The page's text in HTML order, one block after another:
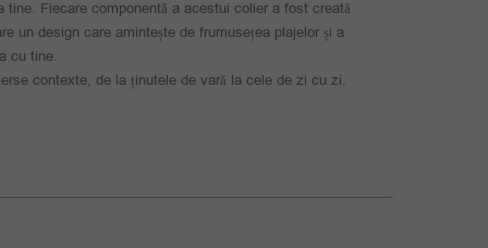
Fiecare componentă a acestui colier a fost creată
un design care amintește de frumusețea plajelor și a
cu tine.
contexte, de la ținutele de vară la cele de zi cu zi.